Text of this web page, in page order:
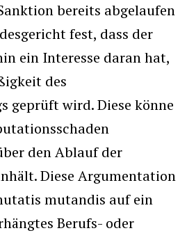
bereits abgelaufen
fest, dass der
ein Interesse daran hat,
des
geprüft wird. Diese könne
den Ablauf der
Diese Argumentation
mutandis auf ein
Berufs- oder